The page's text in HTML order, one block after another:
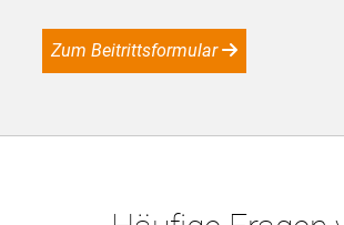
Zum Beitrittsformular